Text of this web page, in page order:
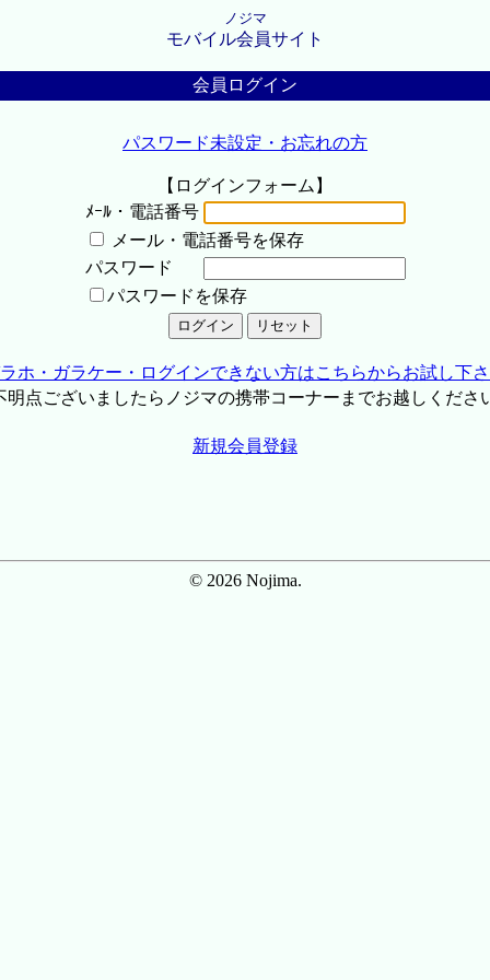
ノジマ
モバイル会員サイト
会員ログイン
パスワード未設定・お忘れの方
【ログインフォーム】
ﾒｰﾙ・電話番号
メール・電話番号を保存
パスワード
パスワードを保存
ホ・ガラケー・ログインできない方はこちらからお試し下
点ございましたらノジマの携帯コーナーまでお越しくださ
新規会員登録
© 2026 Nojima.